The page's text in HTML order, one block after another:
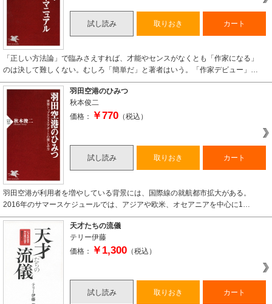
試し読み 取りおき カート
「正しい方法論」で臨みさえすれば、才能やセンスがなくとも「作家になる」
のは決して難しくない。むしろ「簡単だ」と著者はいう。「作家デビュー」…
羽田空港のひみつ
秋本俊二
価格：
￥770 （税込）
試し読み 取りおき カート
羽田空港が利用者を増やしている背景には、国際線の就航都市拡大がある。
2016年のサマースケジュールでは、アジアや欧米、オセアニアを中心に1…
天才たちの流儀
テリー伊藤
価格：
￥1,300 （税込）
試し読み 取りおき カート